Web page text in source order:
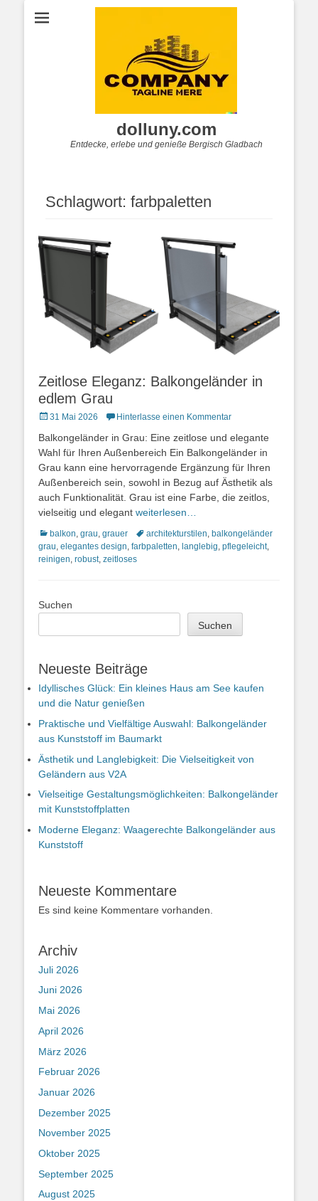
dolluny.com
Entdecke, erlebe und genieße Bergisch Gladbach
Schlagwort: farbpaletten
Zeitlose Eleganz: Balkongeländer in
edlem Grau
Posted
31 Mai 2026 Hinterlasse einen Kommentar
Balkongeländer in Grau: Eine zeitlose und elegante
Wahl für Ihren Außenbereich Ein Balkongeländer in
Grau kann eine hervorragende Ergänzung für Ihren
Außenbereich sein, sowohl in Bezug auf Ästhetik als
auch Funktionalität. Grau ist eine Farbe, die zeitlos,
vielseitig und elegant weiterlesen…
Kategorien
balkon, grau, grauer Schlagworte
architekturstilen, balkongeländer
grau, elegantes design, farbpaletten, langlebig, pflegeleicht,
reinigen, robust, zeitloses
Suchen
Suchen
Neueste Beiträge
Idyllisches Glück: Ein kleines Haus am See kaufen
und die Natur genießen
Praktische und Vielfältige Auswahl: Balkongeländer
aus Kunststoff im Baumarkt
Ästhetik und Langlebigkeit: Die Vielseitigkeit von
Geländern aus V2A
Vielseitige Gestaltungsmöglichkeiten: Balkongeländer
mit Kunststoffplatten
Moderne Eleganz: Waagerechte Balkongeländer aus
Kunststoff
Neueste Kommentare
Es sind keine Kommentare vorhanden.
Archiv
Juli 2026
Juni 2026
Mai 2026
April 2026
März 2026
Februar 2026
Januar 2026
Dezember 2025
November 2025
Oktober 2025
September 2025
August 2025